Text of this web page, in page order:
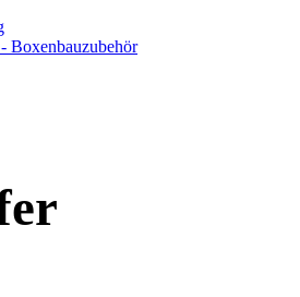
Boxenbauzubehör